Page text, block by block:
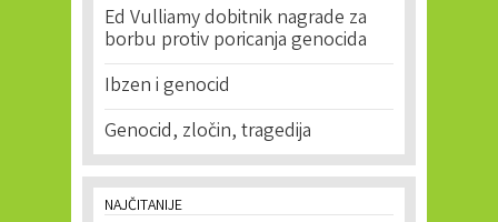
Ed Vulliamy dobitnik nagrade za
borbu protiv poricanja genocida
Ibzen i genocid
Genocid, zločin, tragedija
NAJČITANIJE